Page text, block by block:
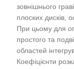
зовнішнього
плоских дисків,
При цьому для
простого та
областей
Коефіцієнти